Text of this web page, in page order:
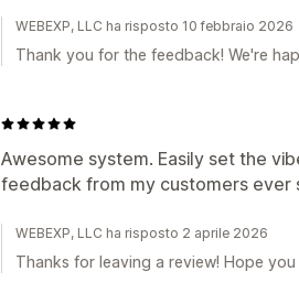
WEBEXP, LLC ha risposto 10 febbraio 2026
Thank you for the feedback! We're
Awesome system. Easily set the
feedback from my customers ever
WEBEXP, LLC ha risposto 2 aprile 2026
Thanks for leaving a review! Hope